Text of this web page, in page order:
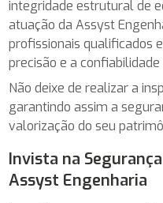
integridade estrutural de
atuação da Assyst
profissionais qualificados
precisão e a
Não deixe de realizar a
garantindo assim a
valorização do seu
Invista na
Assyst Engenharia